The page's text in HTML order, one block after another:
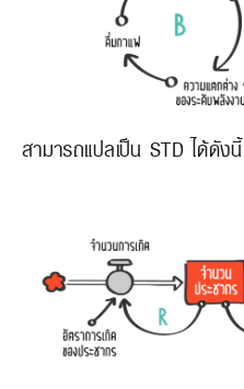
สามารถแปลเป็น STD ได้ดังนี้